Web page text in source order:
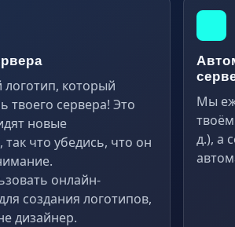
логотип, который
твоего сервера! Это
новые
так что убедись, что он
онлайн-
создания логотипов,
дизайнер.
Мы
д.), а